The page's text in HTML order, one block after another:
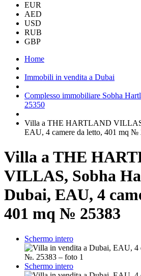
EUR
AED
USD
RUB
GBP
Home
Immobili in vendita a Dubai
Complesso immobiliare Sobha
25350
Villa a THE HARTLAND
EAU, 4 camere da letto, 401 mq №
Villa a THE
VILLAS, Sobha
Dubai, EAU, 4
401 mq № 25383
Schermo intero
Schermo intero